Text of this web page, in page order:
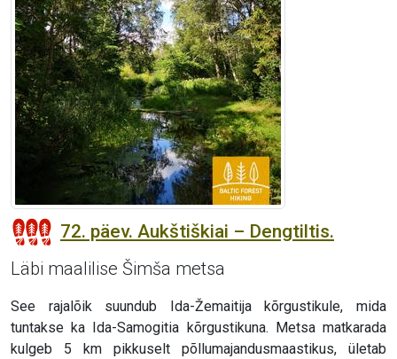
72. päev. Aukštiškiai – Dengtiltis.
Läbi maalilise Šimša metsa
See rajalõik suundub Ida-Žemaitija kõrgustikule, mida
tuntakse ka Ida-Samogitia kõrgustikuna. Metsa matkarada
kulgeb 5 km pikkuselt põllumajandusmaastikus, ületab